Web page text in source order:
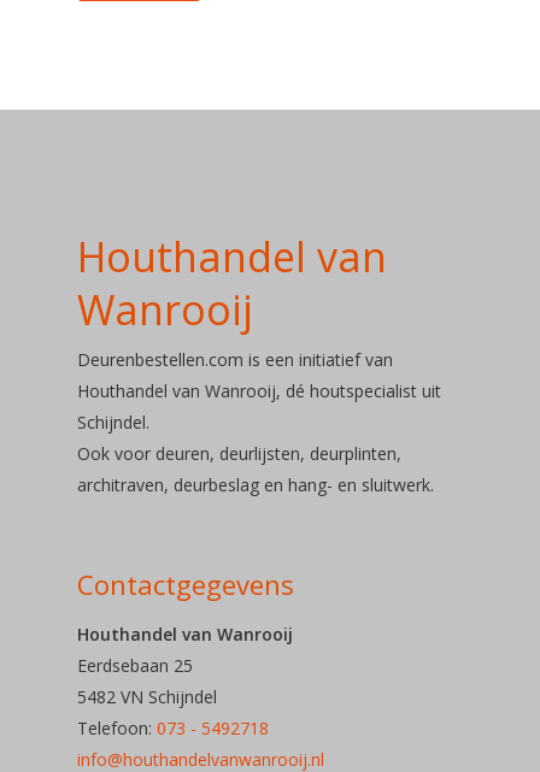
Houthandel van
Wanrooij
Deurenbestellen.com is een initiatief van
Houthandel van Wanrooij, dé houtspecialist uit
Schijndel.
Ook voor deuren, deurlijsten, deurplinten,
architraven, deurbeslag en hang- en sluitwerk.
Contactgegevens
Houthandel van Wanrooij
Eerdsebaan 25
5482 VN Schijndel
Telefoon: 073 - 5492718
info@houthandelvanwanrooij.nl